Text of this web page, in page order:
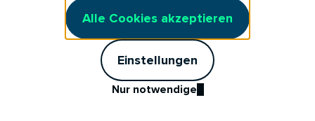
Datenschutzerklärung
Impressum
Barrierefreiheitserklärung
AGB Stromliefervertrag
Alle Cookies akzeptieren
Einstellungen
Nur notwendige